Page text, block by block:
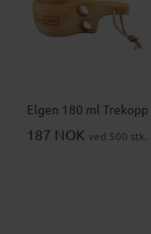
Elgen 180 ml Trekopp
187 NOK ved 500 stk.